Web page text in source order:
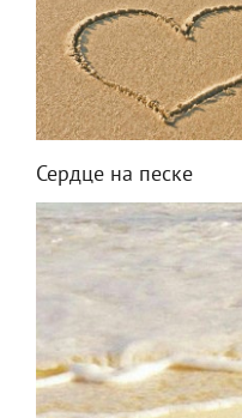
Сердце на песке